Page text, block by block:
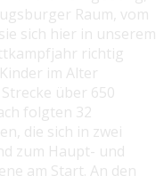
Raum, vom
sich hier in unserem
richtig
im Alter
über 650
folgten 32
die sich in zwei
zum Haupt- und
am Start. An den